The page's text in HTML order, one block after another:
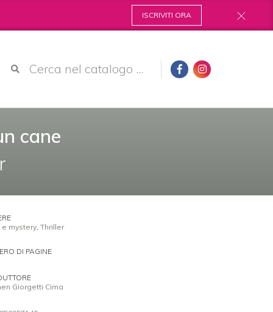
ISCRIVITI ORA
cane
e mystery, Thriller
DI PAGINE
Giorgetti Cima